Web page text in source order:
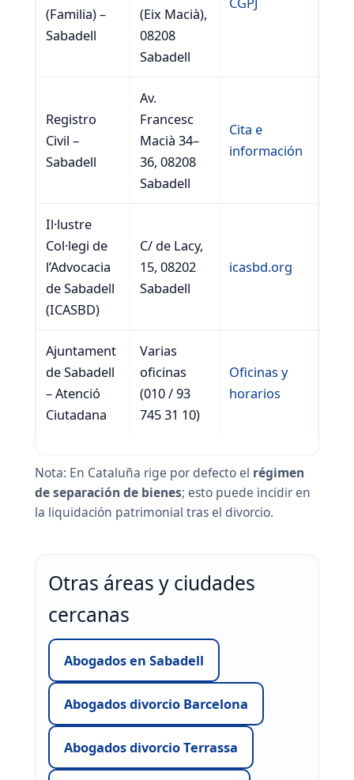
(Familia) –
Sabadell
(Eix Macià),
08208
Sabadell
Registro
Civil –
Sabadell
Av.
Francesc
Macià 34–
36, 08208
Sabadell
Cita e
información
Il·lustre
Col·legi de
l’Advocacia
de Sabadell
(ICASBD)
C/ de Lacy,
15, 08202
Sabadell
icasbd.org
Ajuntament
de Sabadell
– Atenció
Ciutadana
Varias
oficinas
(010 / 93
745 31 10)
Oficinas y
horarios
Nota: En Cataluña rige por defecto el régimen
de separación de bienes; esto puede incidir en
la liquidación patrimonial tras el divorcio.
Otras áreas y ciudades
cercanas
Abogados en Sabadell
Abogados divorcio Barcelona
Abogados divorcio Terrassa